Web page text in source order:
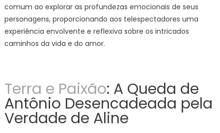
comum ao explorar as profundezas emocionais de seus
personagens, proporcionando aos telespectadores uma
experiência envolvente e reflexiva sobre os intricados
caminhos da vida e do amor.
Terra e Paixão: A Queda de
Antônio Desencadeada pela
Verdade de Aline